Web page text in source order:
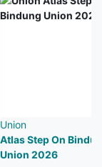
Union
Atlas Step On
Union 2026